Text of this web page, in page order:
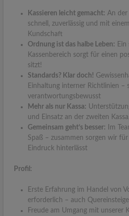
Kassieren leicht gemacht: An der
schnell, zuverlässig und mit
Kundschaft
Ordnung ist das halbe Leben:
Kassenbereich sorgt für einen
sitzt!
Standards? Klar doch!
Einhaltung interner Richtlinien –
verantwortungsbewusst
Mehr als nur Kassa:
und Einsatz an der zweiten
Gemeinsam geht’s besser: Im
Spaß – zusammen sorgen wir
Eindruck hinterlässt
Profil:
Erste Erfahrung im Handel von
erforderlich – auch
Freude am Umgang mit unserer